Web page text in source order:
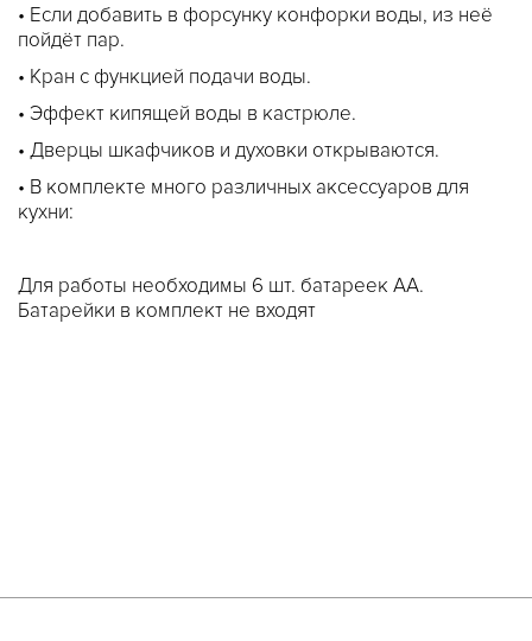
• Если добавить в форсунку конфорки воды, из неё
пойдёт пар.
• Кран с функцией подачи воды.
• Эффект кипящей воды в кастрюле.
• Дверцы шкафчиков и духовки открываются.
• В комплекте много различных аксессуаров для
кухни:
Для работы необходимы 6 шт. батареек АА.
Батарейки в комплект не входят